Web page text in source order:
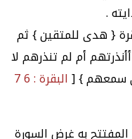
.
{ هدى للمتقين } ثم
أم لم تنذرهم لا
سمعهم } [البقرة : 6 7
المفتتح به غرض السورة